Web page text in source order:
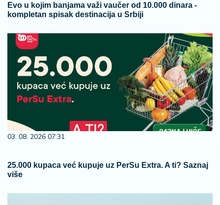
Evo u kojim banjama važi vaučer od 10.000 dinara -
kompletan spisak destinacija u Srbiji
03. 08. 2026 07:31
25.000 kupaca već kupuje uz PerSu Extra. A ti? Saznaj
više